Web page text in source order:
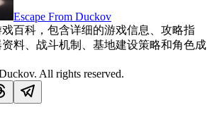
Escape From Duckov
百科，包含详细的游戏信息、攻略指
料、战斗机制、基地建设策略和角色成
. All rights reserved.